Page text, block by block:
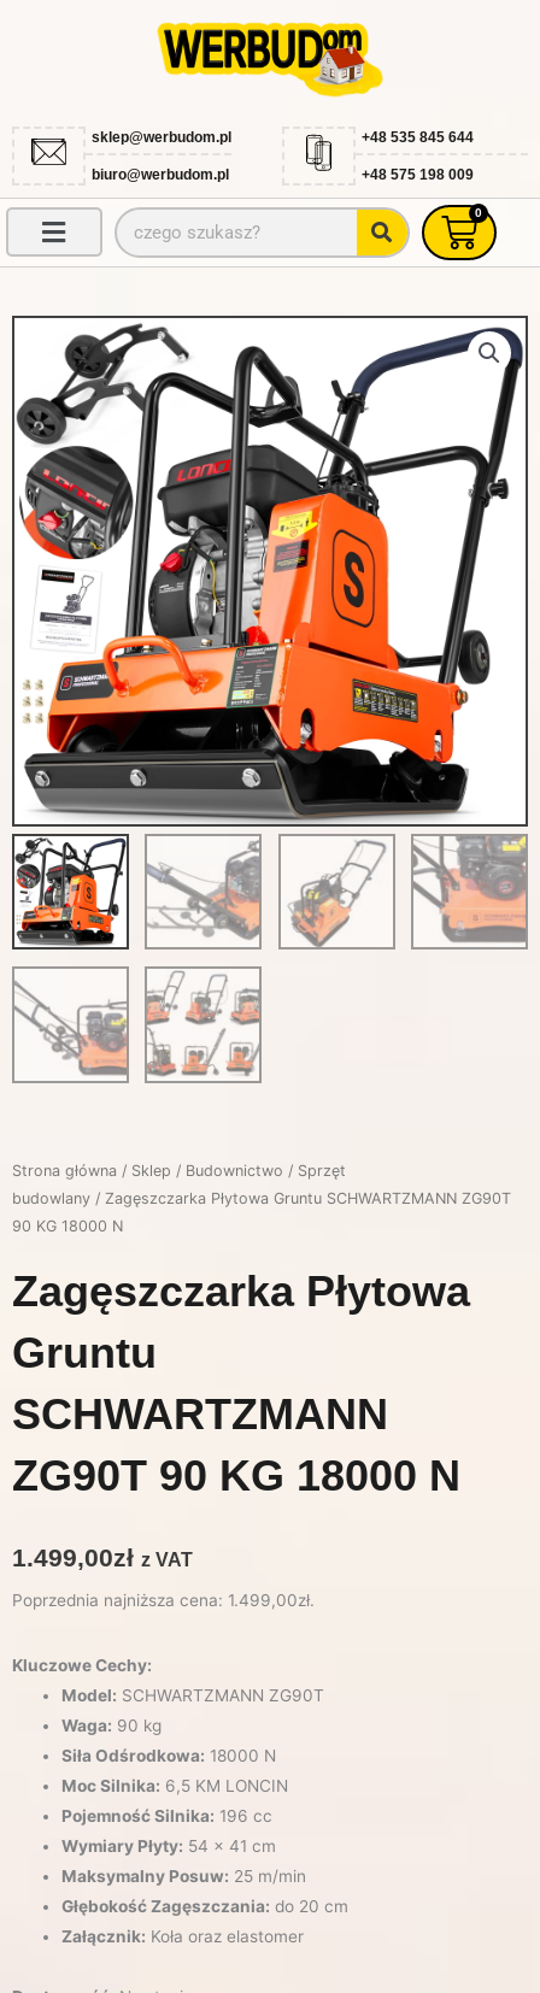
sklep@werbudom.pl
biuro@werbudom.pl
+48 535 845 644
+48 575 198 009
Szukaj 0
Strona główna / Sklep / Budownictwo / Sprzęt
budowlany / Zagęszczarka Płytowa Gruntu SCHWARTZMANN ZG90T
90 KG 18000 N
Zagęszczarka Płytowa
Gruntu
SCHWARTZMANN
ZG90T 90 KG 18000 N
1.499,00zł z VAT
Poprzednia najniższa cena: 1.499,00zł.
Kluczowe Cechy:
Model: SCHWARTZMANN ZG90T
Waga: 90 kg
Siła Odśrodkowa: 18000 N
Moc Silnika: 6,5 KM LONCIN
Pojemność Silnika: 196 cc
Wymiary Płyty: 54 x 41 cm
Maksymalny Posuw: 25 m/min
Głębokość Zagęszczania: do 20 cm
Załącznik: Koła oraz elastomer